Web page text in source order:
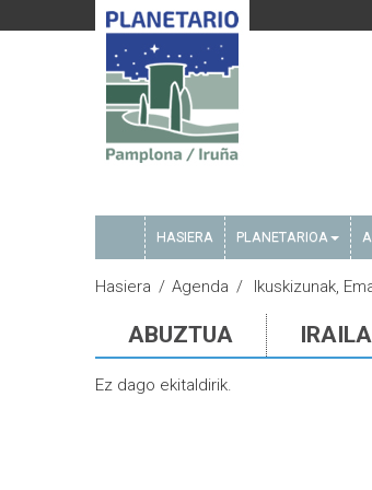
HASIERA PLANETARIOA
Hasiera Agenda Ikuskizunak,
ABUZTUA IRAILA
Ez dago ekitaldirik.